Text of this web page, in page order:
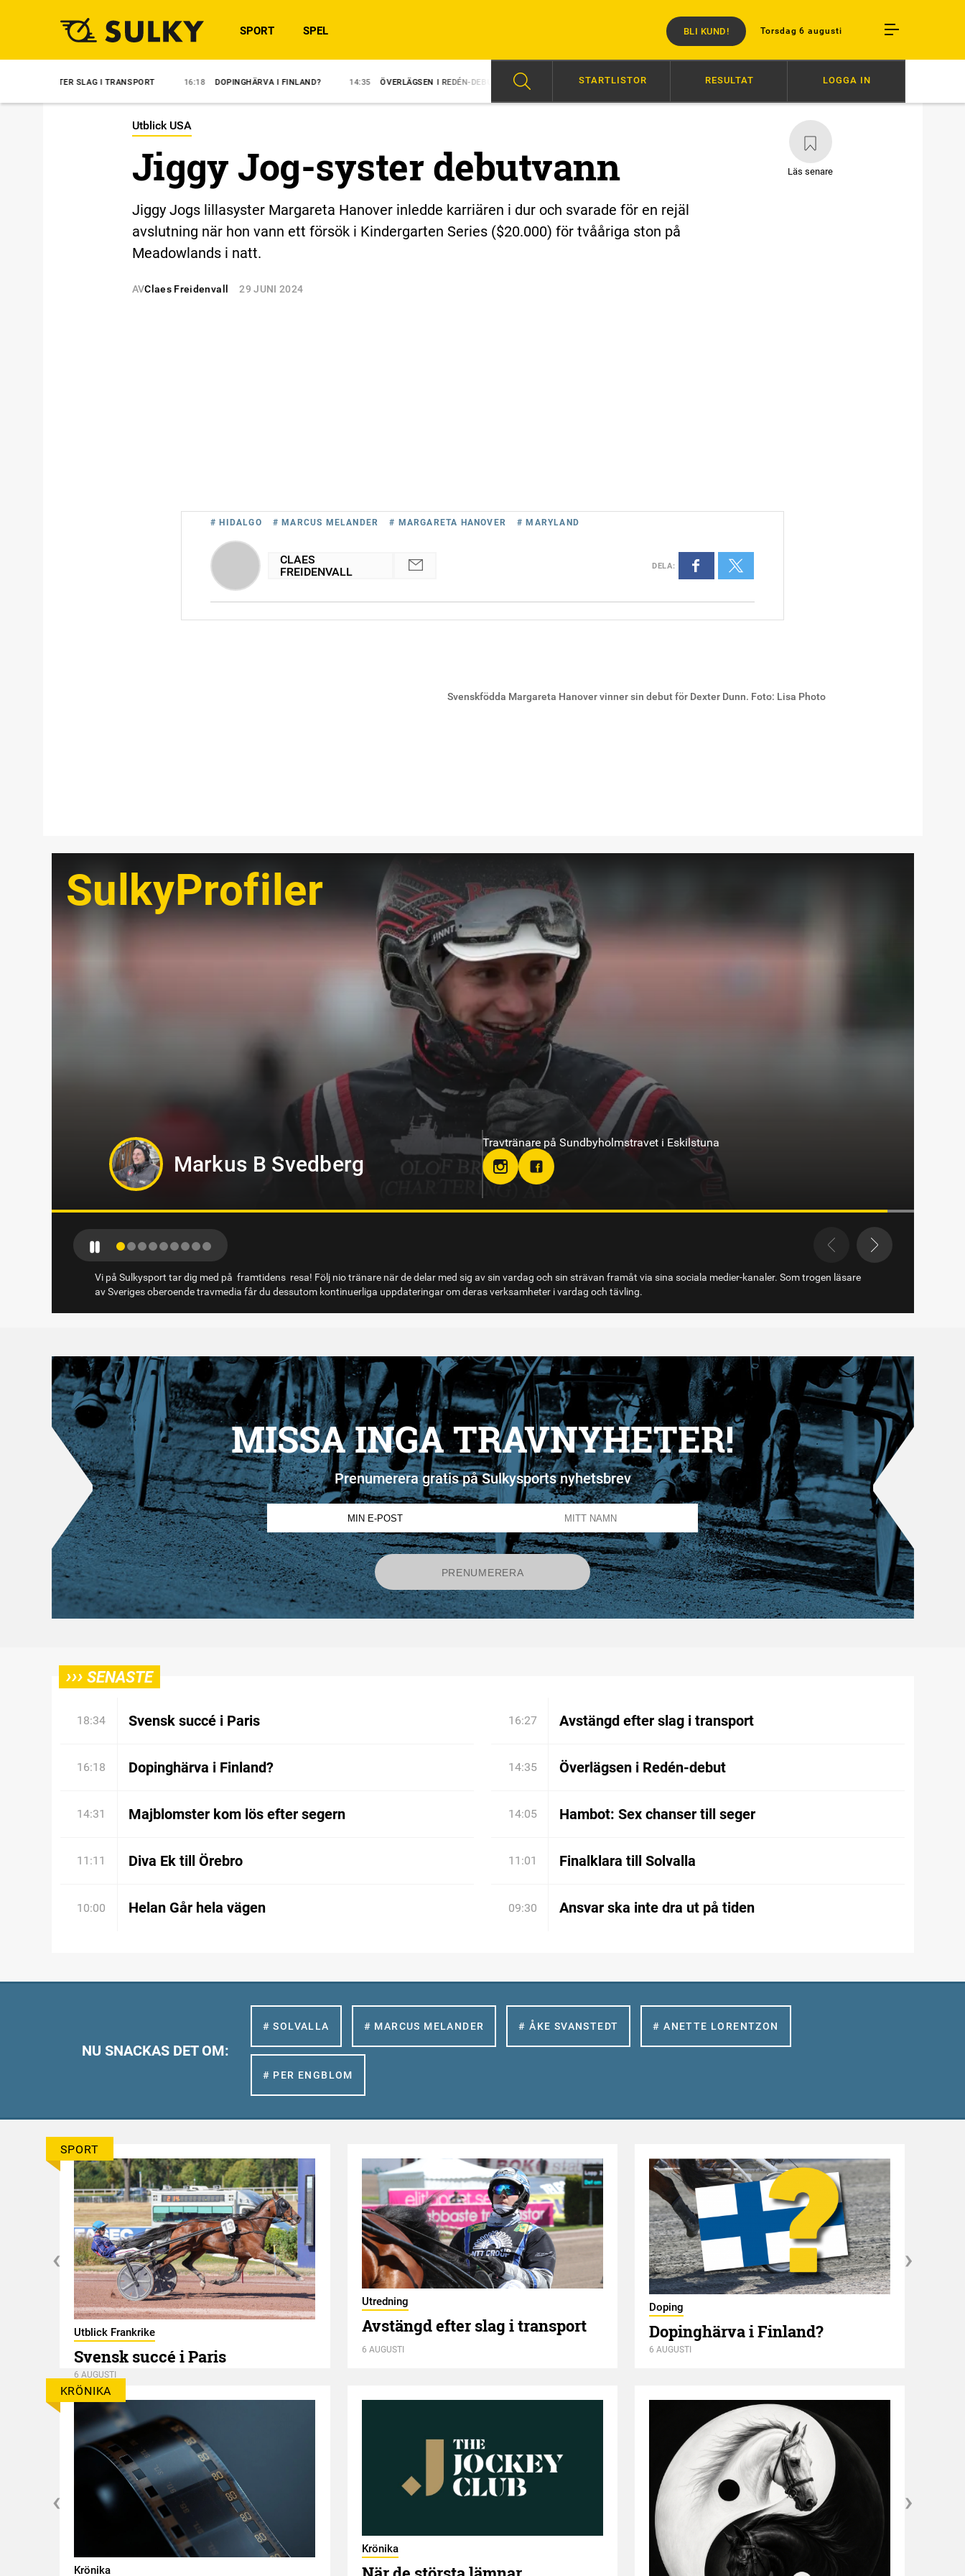
Torsdag 6 augusti
SPORT SPEL BLI KUND!
I TRANSPORT 16:18 DOPINGHÄRVA I FINLAND? 14:35 ÖVERLÄGSEN I REDÉN-DEBUT 14:31 MAJBLOMSTER KOM LÖS EFTER SEGERN SVENSK SUCCÉ I PARIS 16:27 AVSTÄNGD EFTER SLAG I
STARTLISTOR RESULTAT LOGGA IN
Utblick USA
Läs senare
Jiggy Jog-syster debutvann
Jiggy Jogs lillasyster Margareta Hanover inledde karriären i dur och svarade för en rejäl
avslutning när hon vann ett försök i Kindergarten Series ($20.000) för tvååriga ston på
Meadowlands i natt.
AVClaes Freidenvall 29 JUNI 2024
Svenskfödda Margareta Hanover vinner sin debut för Dexter Dunn. Foto: Lisa Photo
# HIDALGO # MARCUS MELANDER # MARGARETA HANOVER # MARYLAND
CLAES
FREIDENVALL
DELA:
SulkyProfiler
Jörgen Westholm
Travtränare på Solvalla
Vi på Sulkysport tar dig med på framtidens resa! Följ nio tränare när de delar med sig av sin vardag och sin strävan framåt via sina sociala medier-kanaler. Som trogen läsare
av Sveriges oberoende travmedia får du dessutom kontinuerliga uppdateringar om deras verksamheter i vardag och tävling.
MISSA INGA TRAVNYHETER!
Prenumerera gratis på Sulkysports nyhetsbrev
››› SENASTE
18:34 Svensk succé i Paris 16:27 Avstängd efter slag i transport
16:18 Dopinghärva i Finland? 14:35 Överlägsen i Redén-debut
14:31 Majblomster kom lös efter segern 14:05 Hambot: Sex chanser till seger
11:11 Diva Ek till Örebro 11:01 Finalklara till Solvalla
10:00 Helan Går hela vägen 09:30 Ansvar ska inte dra ut på tiden
NU SNACKAS DET OM:
# SOLVALLA # MARCUS MELANDER # ÅKE SVANSTEDT # ANETTE LORENTZON
# PER ENGBLOM
SPORT
Utblick Frankrike
Svensk succé i Paris
6 AUGUSTI
Utredning
Avstängd efter slag i transport
6 AUGUSTI
Doping
Dopinghärva i Finland?
6 AUGUSTI
KRÖNIKA
Krönika
Krönika